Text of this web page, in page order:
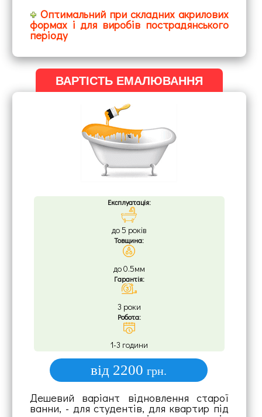
Оптимальний при складних акрилових
формах і для виробів пострадянського
періоду
ВАРТІСТЬ ЕМАЛЮВАННЯ
Експлуатація:
до 5 років
Товщина:
до 0.5мм
Гарантія:
3 роки
Робота:
1-3 години
від 2200грн.
Дешевий варіант відновлення старої
ванни, - для студентів, для квартир під